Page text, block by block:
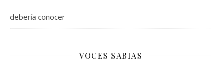
debería conocer
VOCES SABIAS